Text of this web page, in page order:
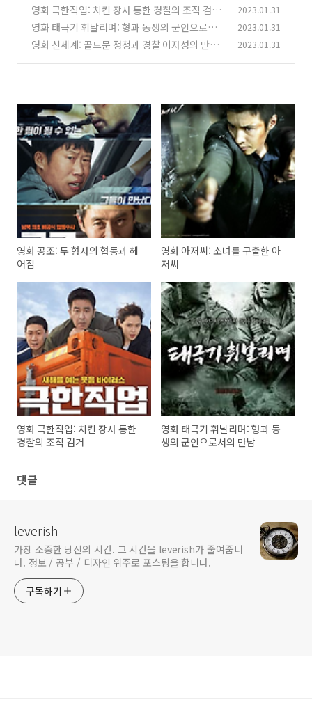
영화 극한직업: 치킨 장사 통한 경찰의 조직 검거
(0)
2023.01.31
영화 태극기 휘날리며: 형과 동생의 군인으로서
의 만남
(0)
2023.01.31
영화 신세계: 골드문 정청과 경찰 이자성의 만남 2023.01.31
영화 공조: 두 형사의 협동과 헤
어짐
영화 아저씨: 소녀를 구출한 아
저씨
영화 극한직업: 치킨 장사 통한
경찰의 조직 검거
영화 태극기 휘날리며: 형과 동
생의 군인으로서의 만남
댓글
leverish
가장 소중한 당신의 시간. 그 시간을 leverish가 줄여줍니
다. 정보 / 공부 / 디자인 위주로 포스팅을 합니다.
구독하기